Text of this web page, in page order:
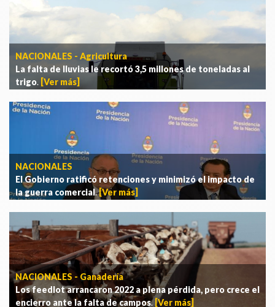
NACIONALES - Agricultura
La falta de lluvias le recortó 3,5 millones de toneladas al
trigo. [Ver más]
NACIONALES
El Gobierno ratificó retenciones y minimizó el impacto de
la guerra comercial.[Ver más]
NACIONALES - Ganadería
Los feedlot arrancaron 2022 a plena pérdida, pero crece el
encierro ante la falta de campos. [Ver más]